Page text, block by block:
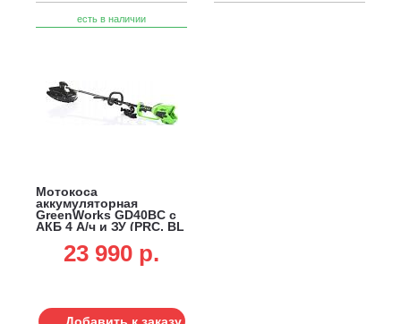
есть в наличии
Мотокоса
аккумуляторная
GreenWorks GD40BC с
АКБ 4 А/ч и ЗУ (PRC, BL
мм, D-ручка, ремень,
5.0 кг)23 990 p.